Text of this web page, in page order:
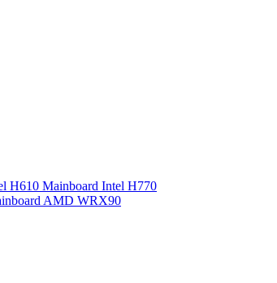
H610 Mainboard Intel H770
AMD WRX90